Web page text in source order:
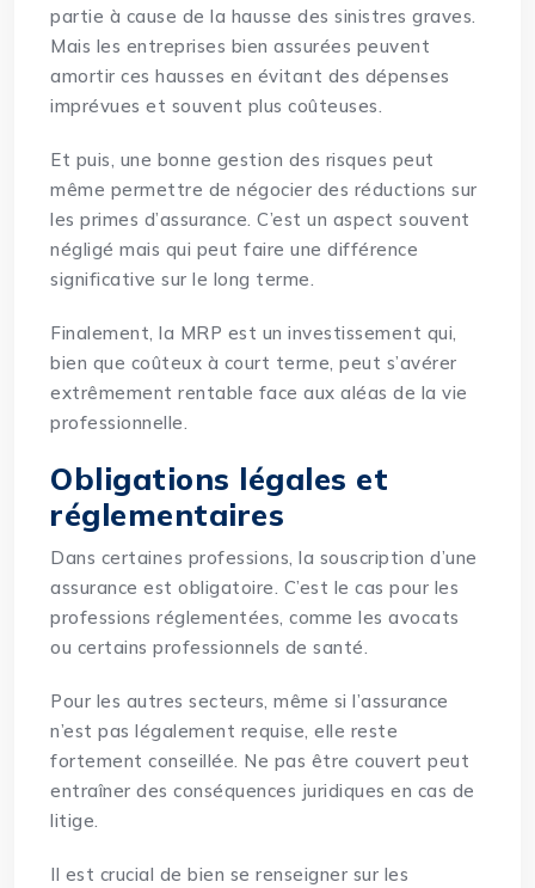
partie à cause de la hausse des sinistres graves.
Mais les entreprises bien assurées peuvent
amortir ces hausses en évitant des dépenses
imprévues et souvent plus coûteuses.
Et puis, une bonne gestion des risques peut
même permettre de négocier des réductions sur
les primes d’assurance. C’est un aspect souvent
négligé mais qui peut faire une différence
significative sur le long terme.
Finalement, la MRP est un investissement qui,
bien que coûteux à court terme, peut s’avérer
extrêmement rentable face aux aléas de la vie
professionnelle.
Obligations légales et
réglementaires
Dans certaines professions, la souscription d’une
assurance est obligatoire. C’est le cas pour les
professions réglementées, comme les avocats
ou certains professionnels de santé.
Pour les autres secteurs, même si l’assurance
n’est pas légalement requise, elle reste
fortement conseillée. Ne pas être couvert peut
entraîner des conséquences juridiques en cas de
litige.
Il est crucial de bien se renseigner sur les